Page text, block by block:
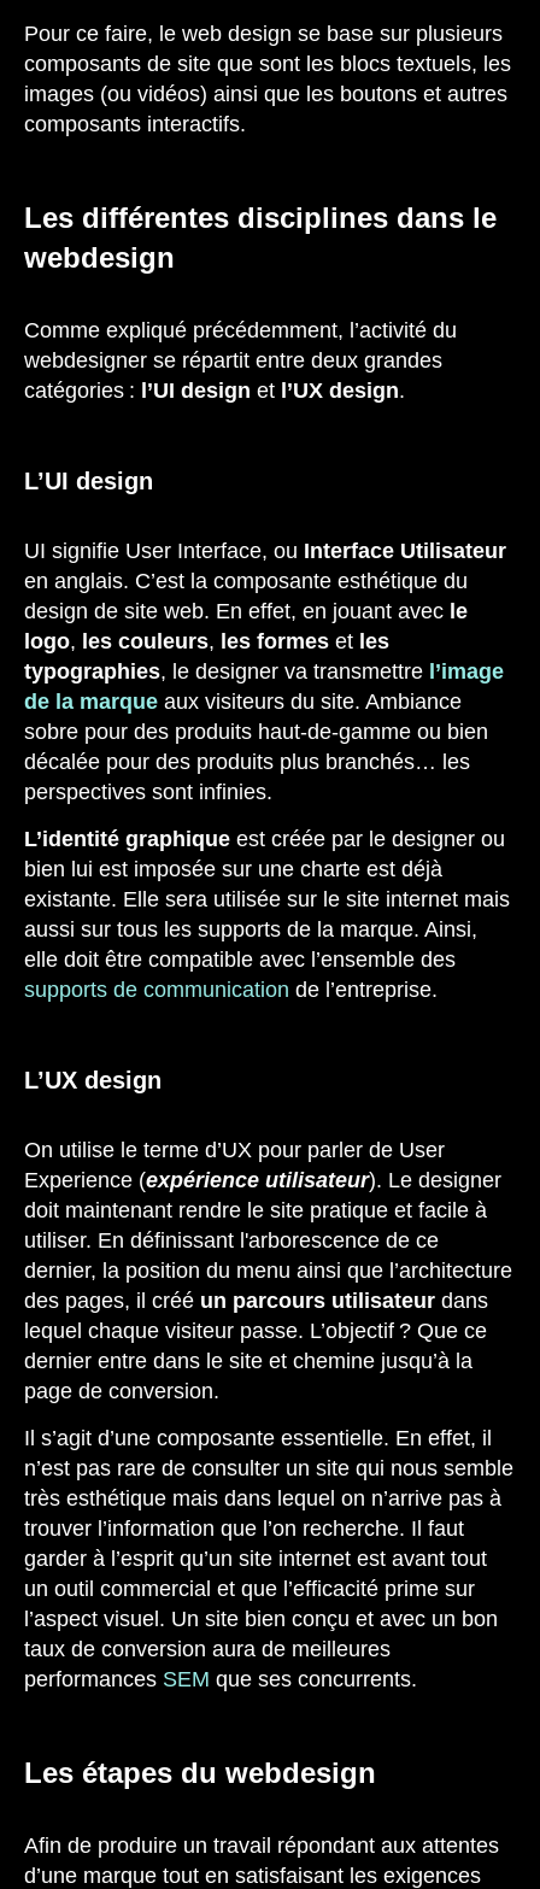
Pour ce faire, le web design se base sur plusieurs
composants de site que sont les blocs textuels, les
images (ou vidéos) ainsi que les boutons et autres
composants interactifs.
Les différentes disciplines dans le
webdesign
Comme expliqué précédemment, l’activité du
webdesigner se répartit entre deux grandes
catégories : l’UI design et l’UX design.
L’UI design
UI signifie User Interface, ou Interface Utilisateur
en anglais. C’est la composante esthétique du
design de site web. En effet, en jouant avec le
logo, les couleurs, les formes et les
typographies, le designer va transmettre l’image
de la marque aux visiteurs du site. Ambiance
sobre pour des produits haut-de-gamme ou bien
décalée pour des produits plus branchés… les
perspectives sont infinies.
L’identité graphique est créée par le designer ou
bien lui est imposée sur une charte est déjà
existante. Elle sera utilisée sur le site internet mais
aussi sur tous les supports de la marque. Ainsi,
elle doit être compatible avec l’ensemble des
supports de communication de l’entreprise.
L’UX design
On utilise le terme d’UX pour parler de User
Experience (expérience utilisateur). Le designer
doit maintenant rendre le site pratique et facile à
utiliser. En définissant l'arborescence de ce
dernier, la position du menu ainsi que l’architecture
des pages, il créé un parcours utilisateur dans
lequel chaque visiteur passe. L’objectif ? Que ce
dernier entre dans le site et chemine jusqu’à la
page de conversion.
Il s’agit d’une composante essentielle. En effet, il
n’est pas rare de consulter un site qui nous semble
très esthétique mais dans lequel on n’arrive pas à
trouver l’information que l’on recherche. Il faut
garder à l’esprit qu’un site internet est avant tout
un outil commercial et que l’efficacité prime sur
l’aspect visuel. Un site bien conçu et avec un bon
taux de conversion aura de meilleures
performances SEM que ses concurrents.
Les étapes du webdesign
Afin de produire un travail répondant aux attentes
d’une marque tout en satisfaisant les exigences